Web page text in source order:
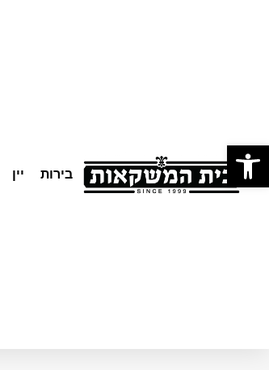
בירות יין
פתח סרגל נגישות